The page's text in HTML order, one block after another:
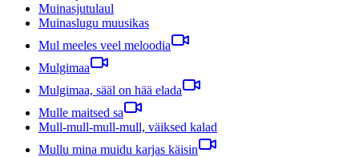
Muinasjutulaul
Muinaslugu muusikas
Mul meeles veel meloodia
Mulgimaa
Mulgimaa, sääl on hää elada
Mulle maitsed sa
Mull-mull-mull-mull, väiksed kalad
Mullu mina muidu karjas käisin